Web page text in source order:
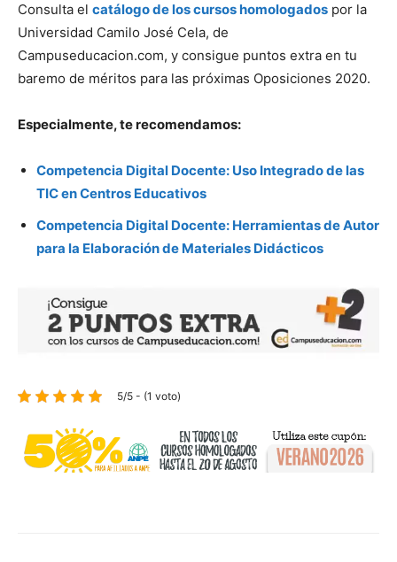
Consulta el catálogo de los cursos homologados por la
Universidad Camilo José Cela, de
Campuseducacion.com, y consigue puntos extra en tu
baremo de méritos para las próximas Oposiciones 2020.
Especialmente, te recomendamos:
Competencia Digital Docente: Uso Integrado de las
TIC en Centros Educativos
Competencia Digital Docente: Herramientas de Autor
para la Elaboración de Materiales Didácticos
5/5 - (1 voto)